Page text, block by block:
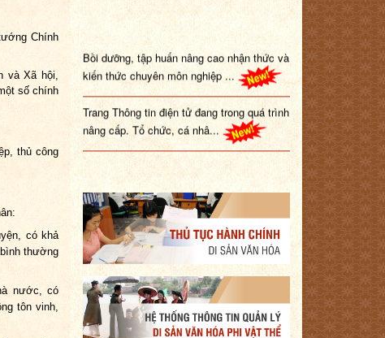
Chính
và Xã hội,
số chính
thủ công
có khả
thường
nước, có
tôn vinh,
Bồi dưỡng, tập huấn nâng cao nhận thức và
kiến thức chuyên môn nghiệp ...
Trang Thông tin điện tử đang trong quá trình
nâng cấp. Tổ chức, cá nhâ...